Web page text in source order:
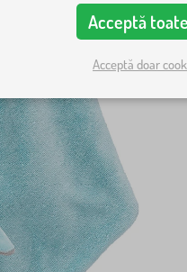
Acceptă
Acceptă doar